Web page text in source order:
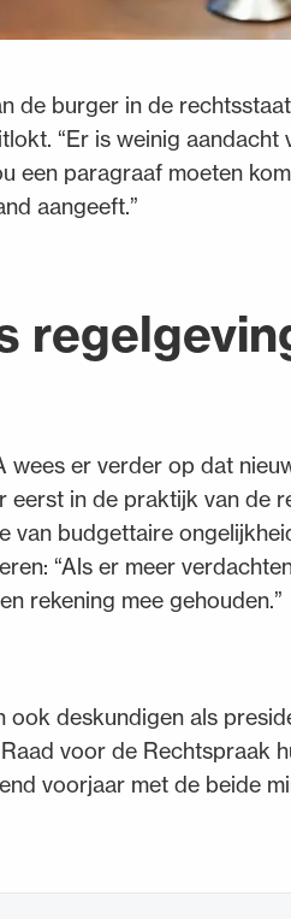
de burger in de rechtsstaat
“Er is weinig
een paragraaf moeten
aangeeft.”
wees er verder op dat
eerst in de praktijk van de
van budgettaire
“Als er meer
rekening mee gehouden.”
ook deskundigen als
voor de Rechtspraak
voorjaar met de beide